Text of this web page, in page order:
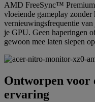
AMD FreeSync™ Premium
vloeiende gameplay zonder
vernieuwingsfrequentie
je GPU. Geen haperingen
gewoon mee laten slepen
Ontworpen voor
ervaring